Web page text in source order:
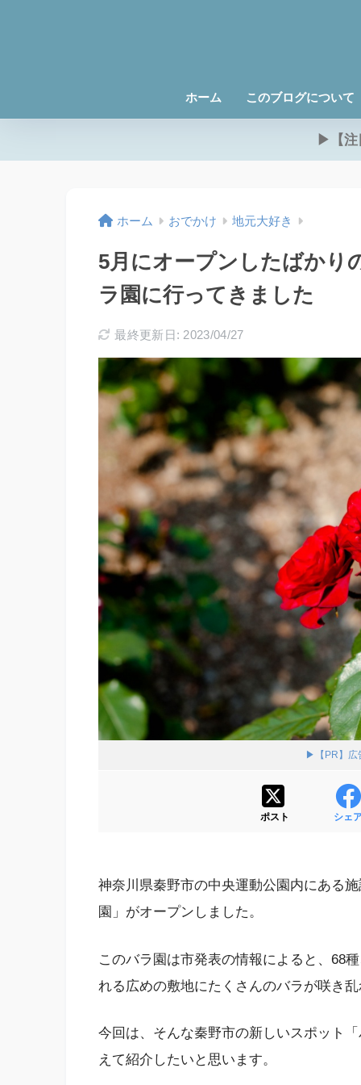
ホーム このブログについて
▶【注
ホーム おでかけ 地元大好き
5月にオープンしたばかり
ラ園に行ってきました
最終更新日: 2023/04/27
▶【PR】広
ポスト シェ
神奈川県秦野市の中央運動公園内にある
園」がオープンしました。
このバラ園は市発表の情報によると、68
れる広めの敷地にたくさんのバラが咲き
今回は、そんな秦野市の新しいスポット
えて紹介したいと思います。